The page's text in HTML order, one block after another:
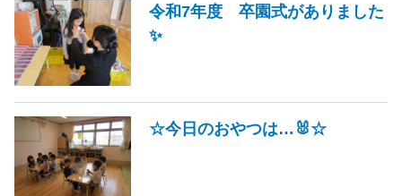
令和7年度 卒園式がありました
✨
☆今日のおやつは…🐰☆